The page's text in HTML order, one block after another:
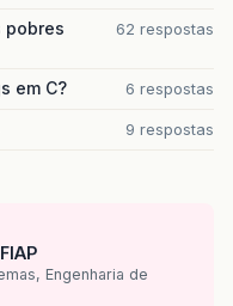
pobres
62 respostas
em C? 6 respostas
9 respostas
Engenharia de